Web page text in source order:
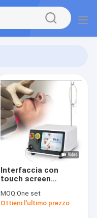
Interfaccia con
touch screen
professionale Aria di
raffreddamento 30-
MOQ:One set
Ottieni l'ultimo prezzo